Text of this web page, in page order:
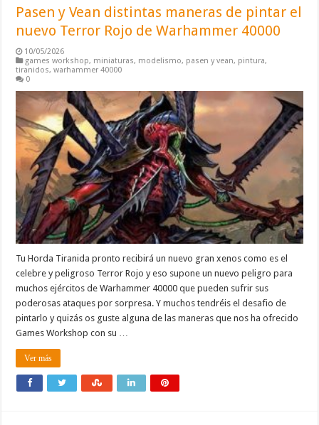
Pasen y Vean distintas maneras de pintar el
nuevo Terror Rojo de Warhammer 40000
10/05/2026
games workshop, miniaturas, modelismo, pasen y vean, pintura,
tiranidos,warhammer 40000
0
Tu Horda Tiranida pronto recibirá un nuevo gran xenos como es el
celebre y peligroso Terror Rojo y eso supone un nuevo peligro para
muchos ejércitos de Warhammer 40000 que pueden sufrir sus
poderosas ataques por sorpresa. Y muchos tendréis el desafio de
pintarlo y quizás os guste alguna de las maneras que nos ha ofrecido
Games Workshop con su …
Ver más